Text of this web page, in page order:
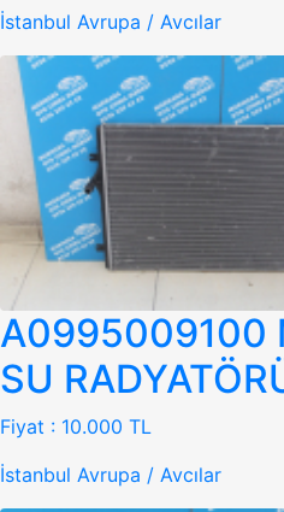
İstanbul Avrupa / Avcılar
A0995009100
SU
Fiyat : 10.000 TL
İstanbul Avrupa / Avcılar